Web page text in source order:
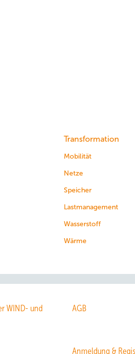
Transformation
Mobilität
Netze
Speicher
Lastmanagement
Wasserstoff
Wärme
WIND- und AGB
Anmeldung &